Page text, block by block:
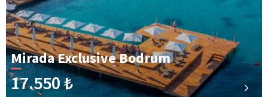
Mirada Exclusive Bodrum
17.550 ₺